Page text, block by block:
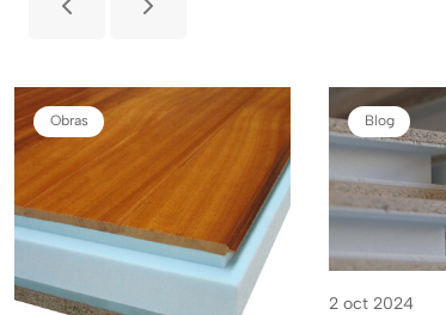
Obras Blog
2 oct 2024